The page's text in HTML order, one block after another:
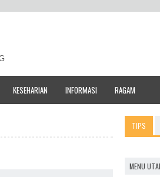
KESEHARIAN INFORMASI RAGAM
TIPS
MENU